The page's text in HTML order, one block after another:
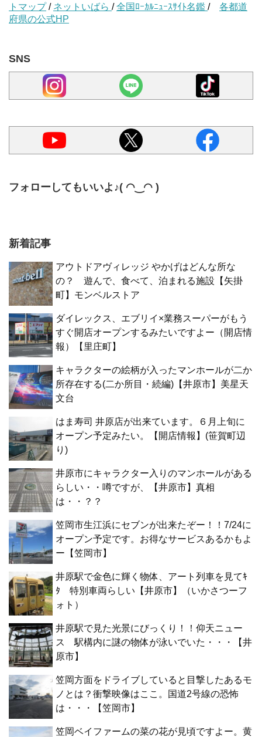
トマップ/ ネットいばら /全国ﾛｰｶﾙﾆｭｰｽｻｲﾄ名鑑 / 各都道
府県の公式HP
SNS
フォローしてもいいよ♪( ◠‿◠ )
新着記事
アウトドアヴィレッジ やかげはどんな所な
の？ 遊んで、食べて、泊まれる施設【矢掛
町】モンベルストア
ダイレックス、エブリイ×業務スーパーがもう
すぐ開店オープンするみたいですよー（開店情
報）【里庄町】
キャラクターの絵柄が入ったマンホールが二か
所存在する(二か所目・続編)【井原市】美星天
文台
はま寿司 井原店が出来ています。６月上旬に
オープン予定みたい。【開店情報】(笹賀町辺
り)
井原市にキャラクター入りのマンホールがある
らしい・・噂ですが、【井原市】真相
は・・？？
笠岡市生江浜にセブンが出来たぞー！！7/24に
オープン予定です。お得なサービスあるかもよ
ー【笠岡市】
井原駅で金色に輝く物体、アート列車を見てｷ
ﾀ 特別車両らしい【井原市】（いかさつーフ
ォト）
井原駅で見た光景にびっくり！！仰天ニュー
ス 駅構内に謎の物体が泳いでいた・・・【井
原市】
笠岡方面をドライブしていると目撃したあるモ
ノとは？衝撃映像はここ。国道2号線の恐怖
は・・・【笠岡市】
笠岡ベイファームの菜の花が見頃ですよー。黄